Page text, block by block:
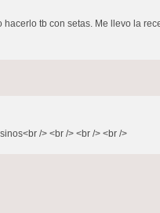
tb con setas. Me llevo la
/> <br /> <br /> <br />